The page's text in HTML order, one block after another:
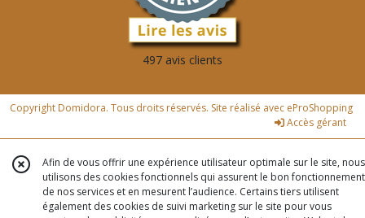
497 avis clients
Copyright Domidora. Tous droits réservés. Site réalisé avec eProShopping
Accès gérant
Afin de vous offrir une expérience utilisateur optimale sur le site, nous
utilisons des cookies fonctionnels qui assurent le bon fonctionnement
de nos services et en mesurent l’audience. Certains tiers utilisent
également des cookies de suivi marketing sur le site pour vous